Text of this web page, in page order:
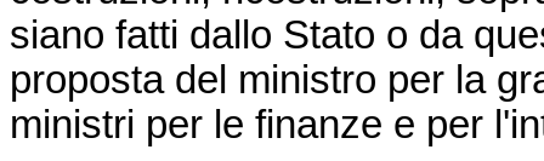
siano fatti dallo Stato o da
proposta del ministro per la
ministri per le finanze e per